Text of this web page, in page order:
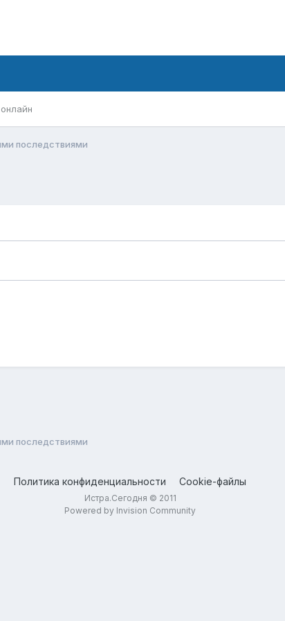
последствиями
последствиями
Политика конфиденциальности Cookie-файлы
Истра.Сегодня © 2011
Powered by Invision Community